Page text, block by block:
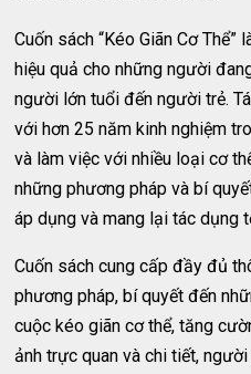
Cuốn sách “Kéo Giãn Cơ
hiệu quả cho những người
người lớn tuổi đến người trẻ.
với hơn 25 năm kinh nghiệm
và làm việc với nhiều loại cơ
những phương pháp và bí
áp dụng và mang lại tác dụng
Cuốn sách cung cấp đầy đủ
phương pháp, bí quyết đến
cuộc kéo giãn cơ thể, tăng
ảnh trực quan và chi tiết,